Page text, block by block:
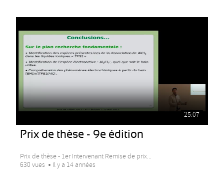
25:07
Prix de thèse - 9e édition
Prix de thèse - 1er Intervenant Remise de prix...
630 vues
Il y a 14 années